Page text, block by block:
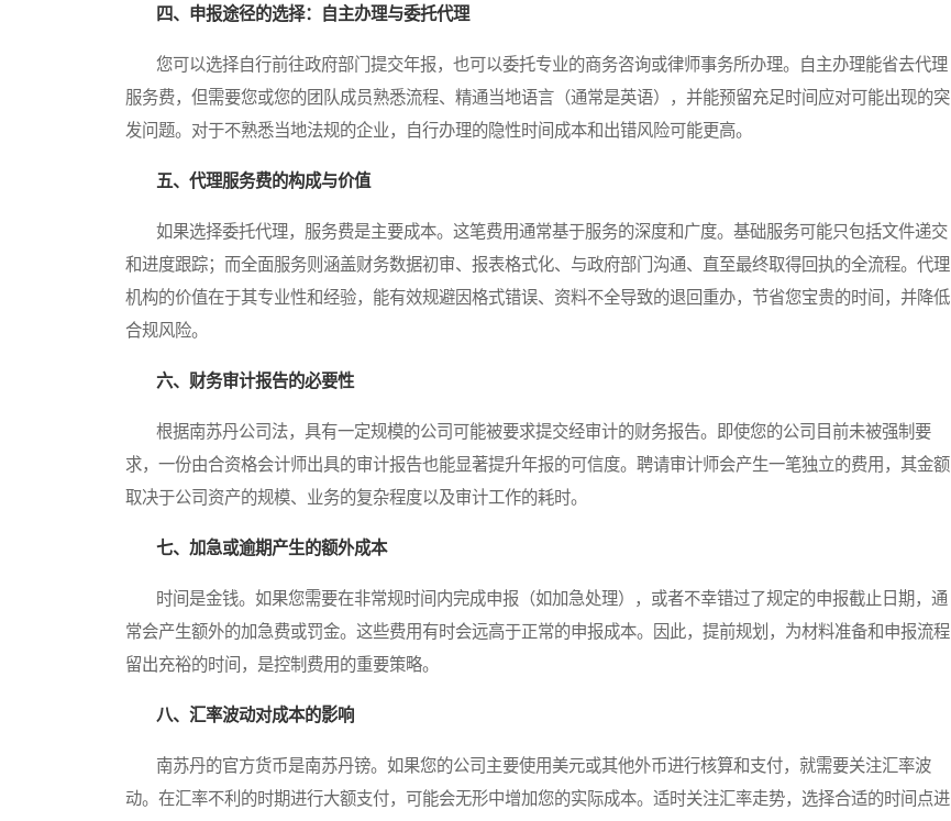
四、申报途径的选择：自主办理与委托代理
您可以选择自行前往政府部门提交年报，也可以委托专业的商务咨询或律师事务所办理。自主办理能省去代理
服务费，但需要您或您的团队成员熟悉流程、精通当地语言（通常是英语），并能预留充足时间应对可能出现的突
发问题。对于不熟悉当地法规的企业，自行办理的隐性时间成本和出错风险可能更高。
五、代理服务费的构成与价值
如果选择委托代理，服务费是主要成本。这笔费用通常基于服务的深度和广度。基础服务可能只包括文件递交
和进度跟踪；而全面服务则涵盖财务数据初审、报表格式化、与政府部门沟通、直至最终取得回执的全流程。代理
机构的价值在于其专业性和经验，能有效规避因格式错误、资料不全导致的退回重办，节省您宝贵的时间，并降低
合规风险。
六、财务审计报告的必要性
根据南苏丹公司法，具有一定规模的公司可能被要求提交经审计的财务报告。即使您的公司目前未被强制要
求，一份由合资格会计师出具的审计报告也能显著提升年报的可信度。聘请审计师会产生一笔独立的费用，其金额
取决于公司资产的规模、业务的复杂程度以及审计工作的耗时。
七、加急或逾期产生的额外成本
时间是金钱。如果您需要在非常规时间内完成申报（如加急处理），或者不幸错过了规定的申报截止日期，通
常会产生额外的加急费或罚金。这些费用有时会远高于正常的申报成本。因此，提前规划，为材料准备和申报流程
留出充裕的时间，是控制费用的重要策略。
八、汇率波动对成本的影响
南苏丹的官方货币是南苏丹镑。如果您的公司主要使用美元或其他外币进行核算和支付，就需要关注汇率波
动。在汇率不利的时期进行大额支付，可能会无形中增加您的实际成本。适时关注汇率走势，选择合适的时间点进